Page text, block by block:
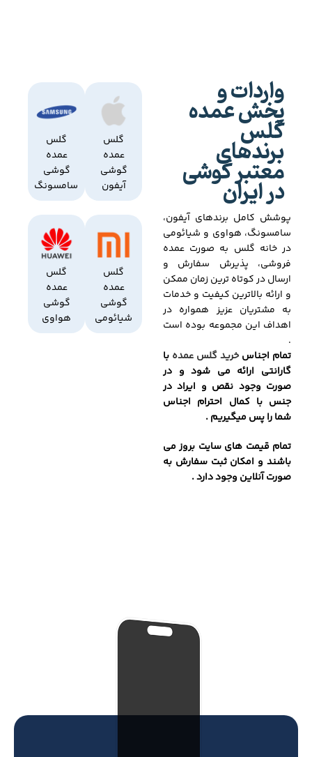
واردات و
پخش عمده
گلس
برندهای
معتبر گوشی
در ایران
پوشش کامل برندهای آیفون،
سامسونگ، هواوی و شیائومی
در خانه گلس به صورت عمده
فروشی، پذیرش سفارش و
ارسال در کوتاه ترین زمان ممکن
و ارائه بالاترین کیفیت و خدمات
به مشتریان عزیز همواره در
اهداف این مجموعه بوده است
.
تمام اجناسخرید گلس عمده با
گارانتی ارائه می شود و در
صورت وجود نقص و ایراد در
جنس با کمال احترام اجناس
شما را پس میگیریم .
تمام قیمت های سایت بروز می
باشند و امکان ثبت سفارش به
صورت آنلاین وجود دارد .
گلس
عمده
گوشی
آیفون
گلس
عمده
گوشی
سامسونگ
گلس
عمده
گوشی
شیائومی
گلس
عمده
گوشی
هواوی